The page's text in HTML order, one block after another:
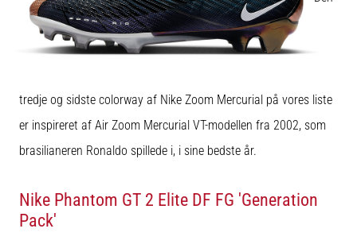
tredje og sidste colorway af Nike Zoom Mercurial på vores liste
er inspireret af Air Zoom Mercurial VT-modellen fra 2002, som
brasilianeren Ronaldo spillede i, i sine bedste år.
Nike Phantom GT 2 Elite DF FG 'Generation
Pack'